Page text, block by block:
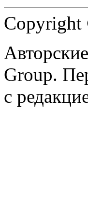
Copyright
Group.
с